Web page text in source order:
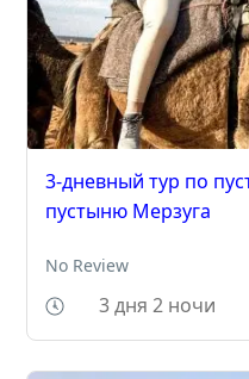
3-дневный тур по
пустыню Мерзуга
No Review
3 дня 2 ночи